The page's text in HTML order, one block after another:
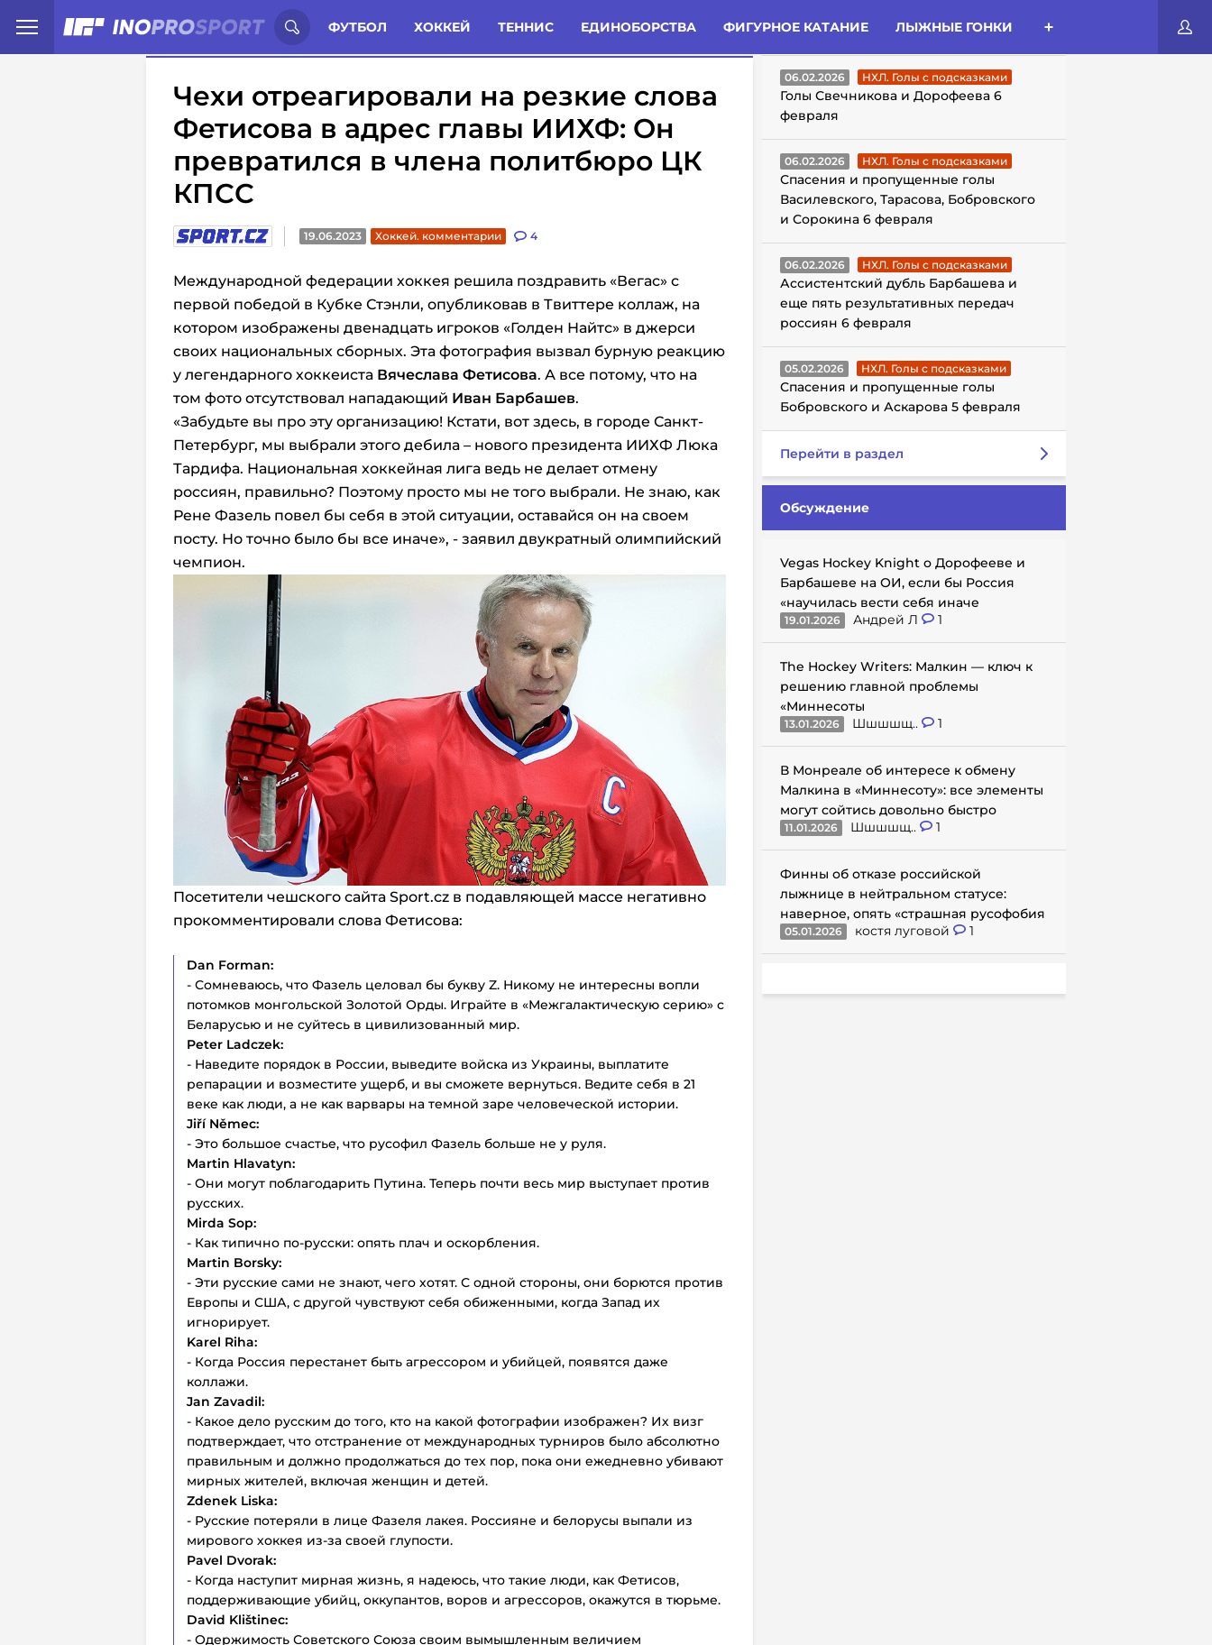
ФУТБОЛ ХОККЕЙ ТЕННИС ЕДИНОБОРСТВА ФИГУРНОЕ КАТАНИЕ ЛЫЖНЫЕ ГОНКИ
Иностранцы о спорте России: Статьи Комменты Новости
Чехи отреагировали на резкие слова
Фетисова в адрес главы ИИХФ: Он
превратился в члена политбюро ЦК
КПСС
19.06.2023 Хоккей. комментарии 4
Международной федерации хоккея решила поздравить «Вегас» с
первой победой в Кубке Стэнли, опубликовав в Твиттере коллаж, на
котором изображены двенадцать игроков «Голден Найтс» в джерси
своих национальных сборных. Эта фотография вызвал бурную реакцию
у легендарного хоккеиста Вячеслава Фетисова. А все потому, что на
том фото отсутствовал нападающий Иван Барбашев.
«Забудьте вы про эту организацию! Кстати, вот здесь, в городе Санкт-
Петербург, мы выбрали этого дебила – нового президента ИИХФ Люка
Тардифа. Национальная хоккейная лига ведь не делает отмену
россиян, правильно? Поэтому просто мы не того выбрали. Не знаю, как
Рене Фазель повел бы себя в этой ситуации, оставайся он на своем
посту. Но точно было бы все иначе», - заявил двукратный олимпийский
чемпион.
Посетители чешского сайта Sport.cz в подавляющей массе негативно
прокомментировали слова Фетисова:
Dan Forman:
- Сомневаюсь, что Фазель целовал бы букву Z. Никому не интересны вопли
потомков монгольской Золотой Орды. Играйте в «Межгалактическую серию» с
Беларусью и не суйтесь в цивилизованный мир.
Peter Ladczek:
- Наведите порядок в России, выведите войска из Украины, выплатите
репарации и возместите ущерб, и вы сможете вернуться. Ведите себя в 21
веке как люди, а не как варвары на темной заре человеческой истории.
Jiří Němec:
- Это большое счастье, что русофил Фазель больше не у руля.
Martin Hlavatyn:
- Они могут поблагодарить Путина. Теперь почти весь мир выступает против
русских.
Mirda Sop:
- Как типично по-русски: опять плач и оскорбления.
Martin Borsky:
- Эти русские сами не знают, чего хотят. С одной стороны, они борются против
Европы и США, с другой чувствуют себя обиженными, когда Запад их
игнорирует.
Karel Riha:
- Когда Россия перестанет быть агрессором и убийцей, появятся даже
коллажи.
Jan Zavadil:
- Какое дело русским до того, кто на какой фотографии изображен? Их визг
подтверждает, что отстранение от международных турниров было абсолютно
правильным и должно продолжаться до тех пор, пока они ежедневно убивают
мирных жителей, включая женщин и детей.
Zdenek Liska:
- Русские потеряли в лице Фазеля лакея. Россияне и белорусы выпали из
мирового хоккея из-за своей глупости.
Pavel Dvorak:
- Когда наступит мирная жизнь, я надеюсь, что такие люди, как Фетисов,
поддерживающие убийц, оккупантов, воров и агрессоров, окажутся в тюрьме.
David Klištinec:
- Одержимость Советского Союза своим вымышленным величием
ГОЛЫ С ПОДСКАЗКАМИ
06.02.2026 НХЛ. Голы с подсказками
Голы Свечникова и Дорофеева 6
февраля
06.02.2026 НХЛ. Голы с подсказками
Спасения и пропущенные голы
Василевского, Тарасова, Бобровского
и Сорокина 6 февраля
06.02.2026 НХЛ. Голы с подсказками
Ассистентский дубль Барбашева и
еще пять результативных передач
россиян 6 февраля
05.02.2026 НХЛ. Голы с подсказками
Спасения и пропущенные голы
Бобровского и Аскарова 5 февраля
Перейти в раздел
Обсуждение
Vegas Hockey Knight о Дорофееве и
Барбашеве на ОИ, если бы Россия
«научилась вести себя иначе
19.01.2026 Андрей Л 1
The Hockey Writers: Малкин — ключ к
решению главной проблемы
«Миннесоты
13.01.2026 Шшшшщ.. 1
В Монреале об интересе к обмену
Малкина в «Миннесоту»: все элементы
могут сойтись довольно быстро
11.01.2026 Шшшшщ.. 1
Финны об отказе российской
лыжнице в нейтральном статусе:
наверное, опять «страшная русофобия
05.01.2026 костя луговой 1